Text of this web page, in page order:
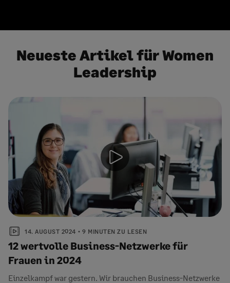
Neueste Artikel für Women
Leadership
14. AUGUST 2024 9 MINUTEN ZU LESEN
12 wertvolle Business-Netzwerke für
Frauen in 2024
Einzelkampf war gestern. Wir brauchen Business-Netzwerke